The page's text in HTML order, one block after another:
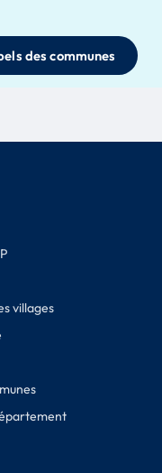
des communes
villages